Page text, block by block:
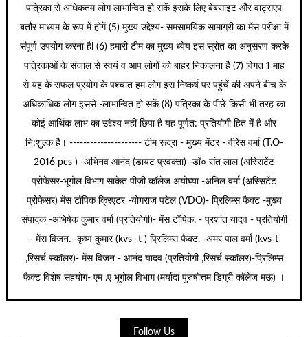
पत्रिका से अधिकतम लोग लाभान्वित हो सकें इसके लिए बेबसाइट और वाट्सएप
बतौर माध्यम के रूप में होगें (5) मुख्य उद्देश्य- समसामयिक सामाग्री का मेंस परीक्षा में
संपूर्ण उपयोग करना हैl (6) हमारी टीम का मुख्य ध्येय इस स्रोत का अनुसरण करके
पत्रिकाओं के संजाल से स्वयं व आप लोगों को बाहर निकालना है (7) विगत 1 माह
से यह के सफल प्रयोग के पश्चात हम लोग इस निष्कर्ष पर पहुंचें की अपने बीच के
अधिकाधिक लोग इससे -लाभान्वित हो सकें (8) पत्रिका के पीछे किसी भी तरह का
कोई आर्थिक लाभ का उद्देश्य नहीं छिपा है यह पूर्णत: प्रतियोगी हित में है और
नि:शुल्क है। --------------------- टीम रूद्रा - मुख्य मेंटर - वीरेेस वर्मा (T.O-
2016 pcs ) -अभिनव आनंद (डायट प्रवक्ता) -डॉ० संत लाल (अस्सिटेंट
प्रोफेसर-भूगोल विभाग साकेत पीजी कॉलेज अयोघ्या -अनिल वर्मा (अस्सिटेंट
प्रोफेसर) मेंस टॉपिक क्रिएटर -योगराज पटेल (VDO)- प्रिलिम्स फैक्ट -मुख्य
संपादक -अभिषेक कुमार वर्मा (प्रतियोगी)- मेंस टॉपिक. - प्रशांत यादव - प्रतियोगी
- मेंस विजन. -कृष्ण कुमार (kvs -t ) प्रिलिम्स फैक्ट. -अमर पाल वर्मा (kvs-t
,रिसर्च स्कॉलर)- मेंस विजन - आनंद यादव (प्रतियोगी ,रिसर्च स्कॉलर)-प्रिलिम्स
फैक्ट विशेष सहयोग- एम .ए भूगोल विभाग (मर्यादा पुरुषोत्तम डिग्री कॉलेज मऊ) ।
Follow Us